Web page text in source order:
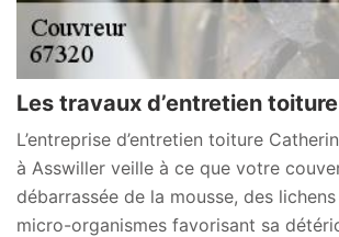
Les travaux d’entretien toiture
L’entreprise d’entretien toiture
à Asswiller veille à ce que votre
débarrassée de la mousse, des lichens
micro-organismes favorisant sa